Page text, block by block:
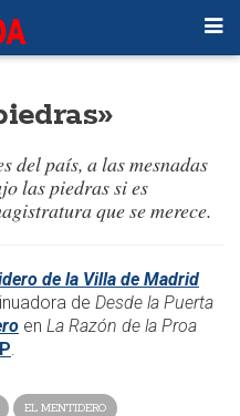
del país, a las mesnadas
las piedras si es
que se merece.
de la Villa de Madrid
de Desde la Puerta
en La Razón de la Proa
.
EL MENTIDERO